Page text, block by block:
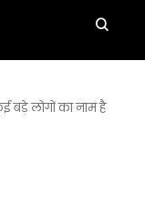
बड़े लोगों का नाम है